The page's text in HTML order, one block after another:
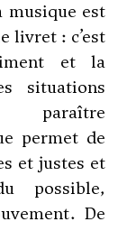
musique est
livret : c’est
et la
situations
paraître
permet de
et justes et
possible,
De